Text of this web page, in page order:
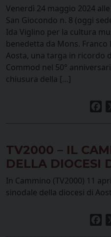
Venerdì 24 maggio 2024
San Giocondo n. 8 (oggi
Ida Viglino per la cultura
benedetta da Mons. Franco
Aosta, una targa in ricordo
Commod nel 50°
chiusura della […]
TV2000 – IL
DELLA DIOCESI
In Cammino (TV2000) 11
sinodale della diocesi di